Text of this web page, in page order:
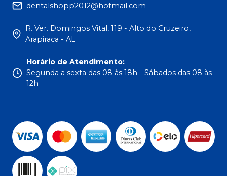
dentalshopp2012@hotmail.com
R. Ver. Domingos Vital, 119 - Alto do Cruzeiro,
Arapiraca - AL
Horário de Atendimento:
Segunda a sexta das 08 às 18h - Sábados das 08 às
12h